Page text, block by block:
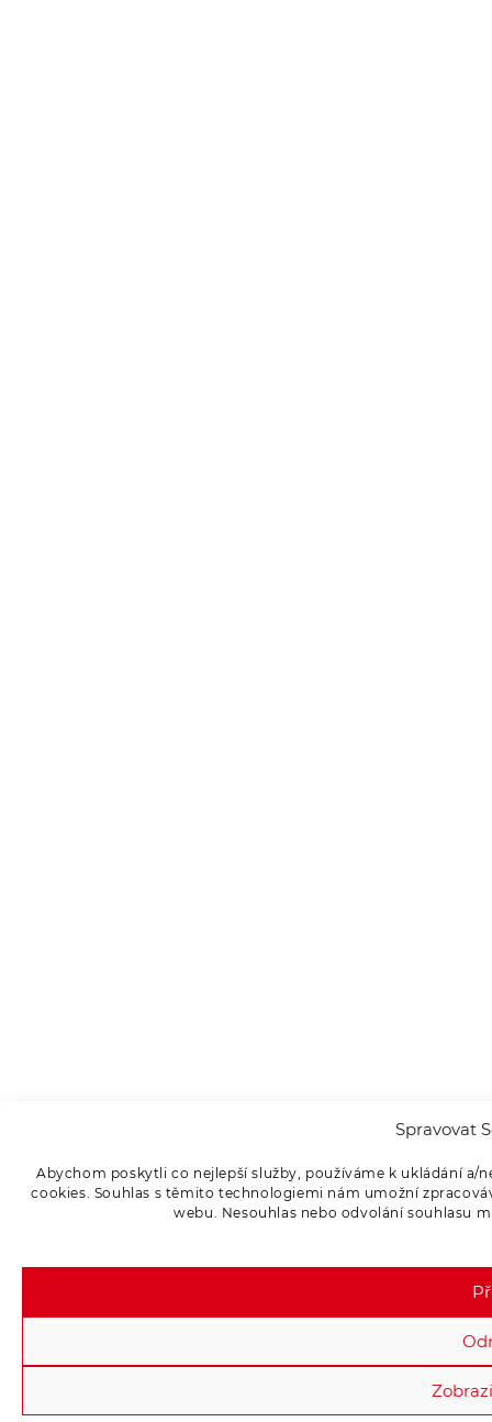
Spravovat
Abychom poskytli co nejlepší služby, používáme k ukládání
cookies. Souhlas s těmito technologiemi nám umožní
webu. Nesouhlas nebo odvolání souhlasu